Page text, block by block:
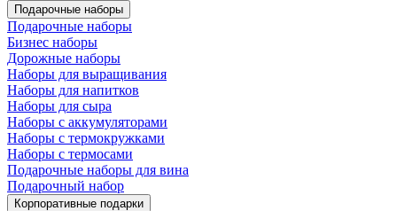
Подарочные наборы
Подарочные наборы
Бизнес наборы
Дорожные наборы
Наборы для выращивания
Наборы для напитков
Наборы для сыра
Наборы с аккумуляторами
Наборы с термокружками
Наборы с термосами
Подарочные наборы для вина
Подарочный набор
Корпоративные подарки